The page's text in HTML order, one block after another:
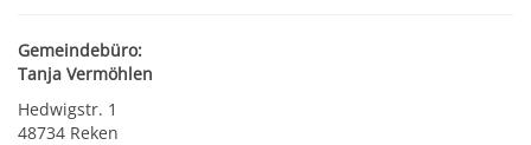
Gemeindebüro:
Tanja Vermöhlen
Hedwigstr. 1
48734 Reken